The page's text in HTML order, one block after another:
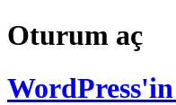
Oturum aç